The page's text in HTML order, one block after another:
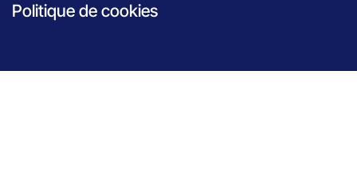
Politique de cookies